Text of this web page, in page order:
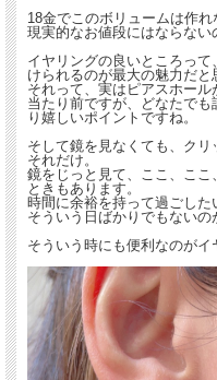
18金でこのボリュームは作
現実的なお値段にはならない
イヤリングの良いところっ
けられるのが最大の魅力だと
それって、実はピアスホール
当たり前ですが、どなたで
り嬉しいポイントですね。
そして鏡を見なくても、クリ
それだけ。
鏡をじっと見て、ここ、こ
ときもあります。
時間に余裕を持って過ごした
そういう日ばかりでもないの
そういう時にも便利なのがイ